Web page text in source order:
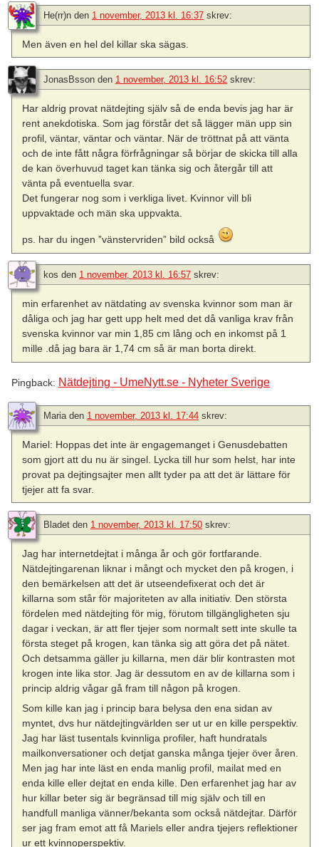
He(rr)n den 1 november, 2013 kl. 16:37 skrev:
Men även en hel del killar ska sägas.
JonasBsson den 1 november, 2013 kl. 16:52 skrev:
Har aldrig provat nätdejting själv så de enda bevis jag har är
rent anekdotiska. Som jag förstår det så lägger män upp sin
profil, väntar, väntar och väntar. När de tröttnat på att vänta
och de inte fått några förfrågningar så börjar de skicka till alla
de kan överhuvud taget kan tänka sig och återgår till att
vänta på eventuella svar.
Det fungerar nog som i verkliga livet. Kvinnor vill bli
uppvaktade och män ska uppvakta.
ps. har du ingen ”vänstervriden” bild också
kos den 1 november, 2013 kl. 16:57 skrev:
min erfarenhet av nätdating av svenska kvinnor som man är
dåliga och jag har gett upp helt med det då vanliga krav från
svenska kvinnor var min 1,85 cm lång och en inkomst på 1
mille .då jag bara är 1,74 cm så är man borta direkt.
Pingback: Nätdejting - UmeNytt.se - Nyheter Sverige
Mariaden 1 november, 2013 kl. 17:44 skrev:
Mariel: Hoppas det inte är engagemanget i Genusdebatten
som gjort att du nu är singel. Lycka till hur som helst, har inte
provat pa dejtingsajter men allt tyder pa att det är lättare för
tjejer att fa svar.
Bladet den 1 november, 2013 kl. 17:50 skrev:
Jag har internetdejtat i många år och gör fortfarande.
Nätdejtingarenan liknar i mångt och mycket den på krogen, i
den bemärkelsen att det är utseendefixerat och det är
killarna som står för majoriteten av alla initiativ. Den största
fördelen med nätdejting för mig, förutom tillgängligheten sju
dagar i veckan, är att fler tjejer som normalt sett inte skulle ta
första steget på krogen, kan tänka sig att göra det på nätet.
Och detsamma gäller ju killarna, men där blir kontrasten mot
krogen inte lika stor. Jag är dessutom en av de killarna som i
princip aldrig vågar gå fram till någon på krogen.
Som kille kan jag i princip bara belysa den ena sidan av
myntet, dvs hur nätdejtingvärlden ser ut ur en kille perspektiv.
Jag har läst tusentals kvinnliga profiler, haft hundratals
mailkonversationer och detjat ganska många tjejer över åren.
Men jag har inte läst en enda manlig profil, mailat med en
enda kille eller dejtat en enda kille. Den erfarenhet jag har av
hur killar beter sig är begränsad till mig själv och till en
handfull manliga vänner/bekanta som också nätdejtar. Därför
ser jag fram emot att få Mariels eller andra tjejers reflektioner
ur ett kvinnoperspektiv.